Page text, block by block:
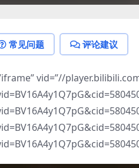
常见问题 评论建议
vid=”//